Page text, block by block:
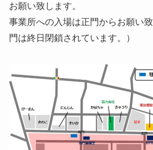
お願い致します。
事業所への入場は正門からお願い
門は終日閉鎖されています。）